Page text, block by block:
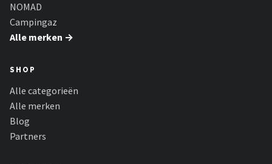
NOMAD
Campingaz
Alle merken →
SHOP
Alle categorieën
Alle merken
Blog
Partners